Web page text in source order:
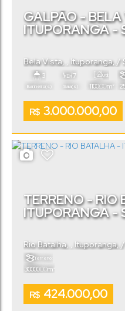
R$ 3.000.000,00
GALPÃO -
ITUPORANGA -
Bela Vista Ituporanga,
3
Banheiro(s)
7
Sala(s)
Útil:
1100.00m²
R$ 424.000,00
TERRENO - RIO
ITUPORANGA -
Rio Batalha Ituporanga,
Terreno:
30000.00m²